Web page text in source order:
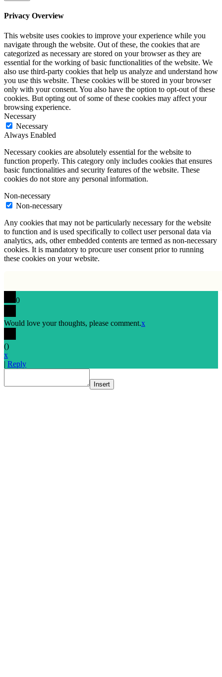
Privacy Overview
This website uses cookies to improve your experience while you
navigate through the website. Out of these, the cookies that are
categorized as necessary are stored on your browser as they are
essential for the working of basic functionalities of the website. We
also use third-party cookies that help us analyze and understand how
you use this website. These cookies will be stored in your browser
only with your consent. You also have the option to opt-out of these
cookies. But opting out of some of these cookies may affect your
browsing experience.
Necessary
Necessary
Always Enabled
Necessary cookies are absolutely essential for the website to
function properly. This category only includes cookies that ensures
basic functionalities and security features of the website. These
cookies do not store any personal information.
Non-necessary
Non-necessary
Any cookies that may not be particularly necessary for the website
to function and is used specifically to collect user personal data via
analytics, ads, other embedded contents are termed as non-necessary
cookies. It is mandatory to procure user consent prior to running
these cookies on your website.
0
Would love your thoughts, please comment.x
()
x
| Reply
Insert